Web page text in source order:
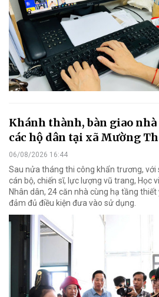
Khánh thành, bàn giao
các hộ dân tại xã Mường
06/08/2026 16:44
Sau nửa tháng thi công khẩn trương,
cán bộ, chiến sĩ, lực lượng vũ trang, Học
Nhân dân, 24 căn nhà cùng hạ tầng
đảm đủ điều kiện đưa vào sử dụng.